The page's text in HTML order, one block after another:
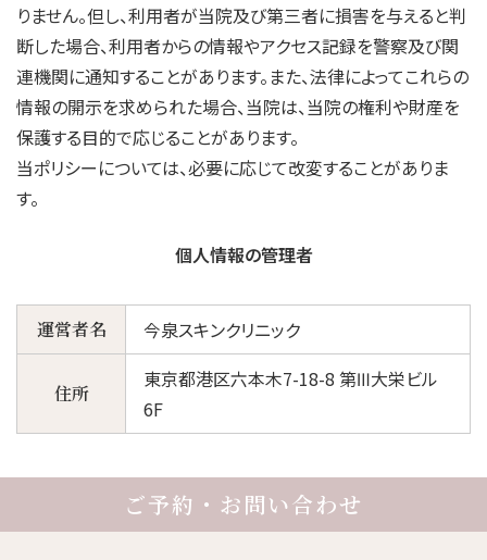
りません。但し、利用者が当院及び第三者に損害を与えると判
断した場合、利用者からの情報やアクセス記録を警察及び関
連機関に通知することがあります。また、法律によってこれらの
情報の開示を求められた場合、当院は、当院の権利や財産を
保護する目的で応じることがあります。
当ポリシーについては、必要に応じて改変することがありま
す。
個人情報の管理者
運営者名 今泉スキンクリニック
住所
東京都港区六本木7-18-8 第Ⅲ大栄ビル
6F
ご予約・お問い合わせ